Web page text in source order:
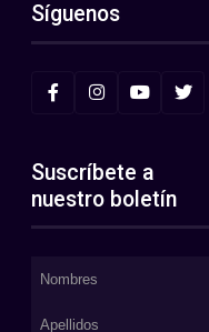
Síguenos
Suscríbete a
nuestro boletín